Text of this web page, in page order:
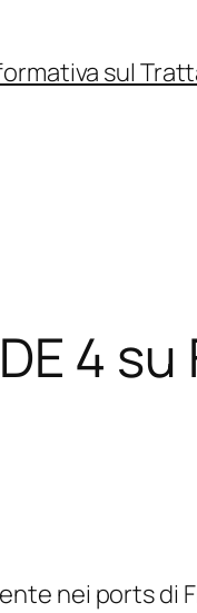
sul
4 su
nei ports di